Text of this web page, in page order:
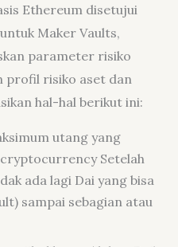
Ethereum disetujui
Maker Vaults,
parameter risiko
profil risiko aset dan
hal-hal berikut ini:
utang yang
Setelah
ada lagi Dai yang bisa
sampai sebagian atau